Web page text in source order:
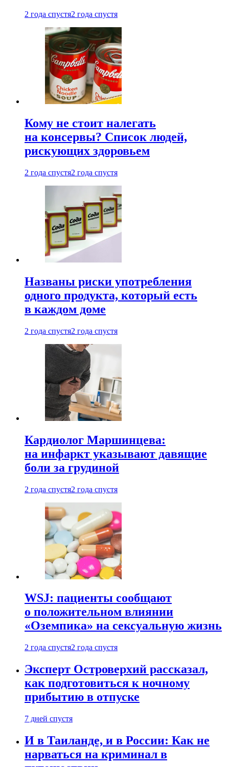
2 года спустя2 года спустя
Кому не стоит налегать
на консервы? Список людей,
рискующих здоровьем
2 года спустя2 года спустя
Названы риски употребления
одного продукта, который есть
в каждом доме
2 года спустя2 года спустя
Кардиолог Маршинцева:
на инфаркт указывают давящие
боли за грудиной
2 года спустя2 года спустя
WSJ: пациенты сообщают
о положительном влиянии
«Оземпика» на сексуальную жизнь
2 года спустя2 года спустя
Эксперт Островерхий рассказал,
как подготовиться к ночному
прибытию в отпуске
7 дней спустя
И в Таиланде, и в России: Как не
нарваться на криминал в